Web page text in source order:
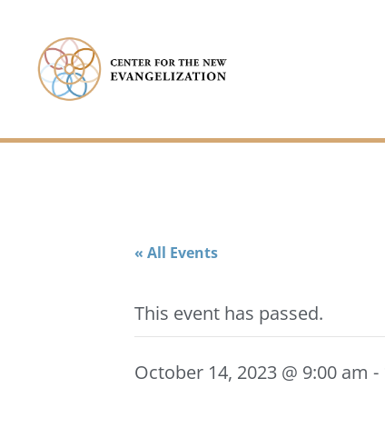
« All Events
This event has passed.
October 14, 2023 @ 9:00 am -